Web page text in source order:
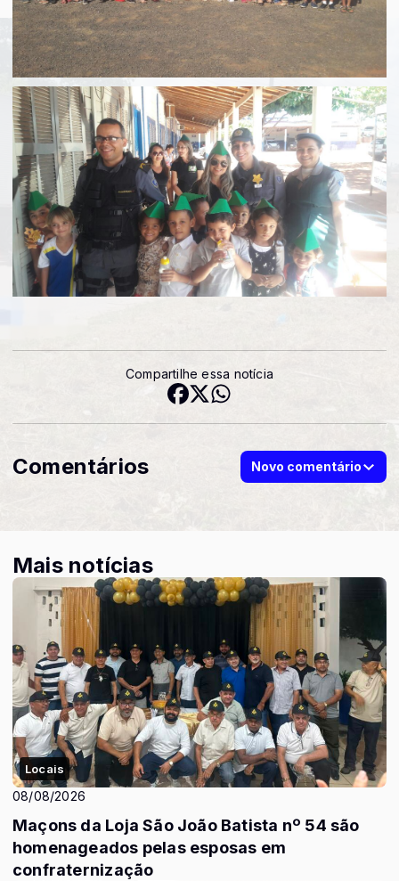
Compartilhe essa notícia
Comentários Novo comentário
Mais notícias
Locais
08/08/2026
Maçons da Loja São João Batista nº 54 são
homenageados pelas esposas em
confraternização